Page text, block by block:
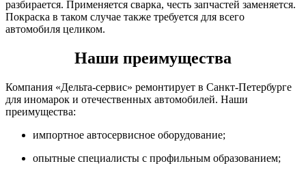
разбирается. Применяется сварка, честь запчастей заменяется.
Покраска в таком случае также требуется для всего
автомобиля целиком.
Наши преимущества
Компания «Дельта-сервис» ремонтирует в Санкт-Петербурге
для иномарок и отечественных автомобилей. Наши
преимущества:
импортное автосервисное оборудование;
опытные специалисты с профильным образованием;